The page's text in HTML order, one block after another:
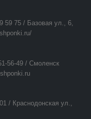
59 75 / Базовая ул., 6,
56-49 / Смоленск
/ Краснодонская ул.,